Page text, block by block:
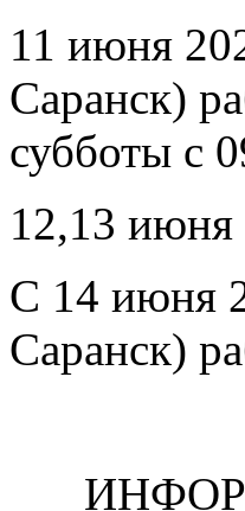
11 июня
Саранск)
субботы с
12,13 июня
С 14 июня
Саранск)